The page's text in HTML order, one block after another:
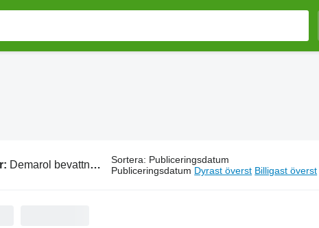
Demarol bevattning Sortera: Publiceringsdatum
Publiceringsdatum Dyrast överst Billigast överst